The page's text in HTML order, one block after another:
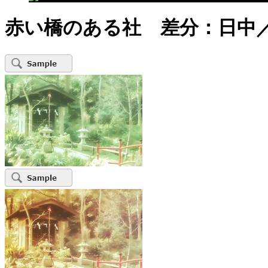
赤い橋のある社 差分：日中